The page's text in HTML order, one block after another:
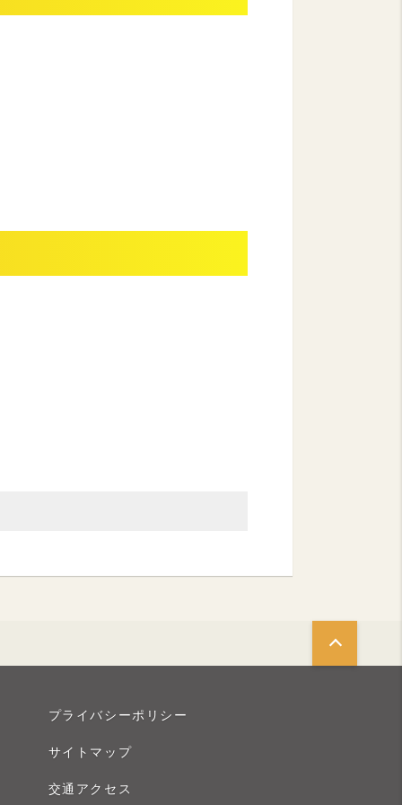
プライバシーポリシー
サイトマップ
交通アクセス